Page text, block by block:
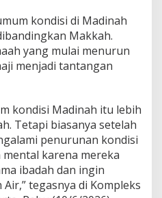
kondisi di Madinah
Makkah.
yang mulai menurun
menjadi tantangan
kondisi Madinah itu lebih
Tetapi biasanya setelah
penurunan kondisi
karena mereka
ibadah dan ingin
tegasnya di Kompleks